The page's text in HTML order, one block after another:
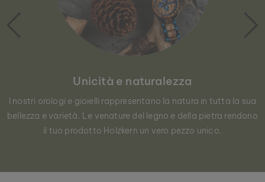
Unicità e naturalezza
I nostri orologi e gioielli rappresentano la natura in tutta la sua
bellezza e varietà. Le venature del legno e della pietra rendono
il tuo prodotto Holzkern un vero pezzo unico.